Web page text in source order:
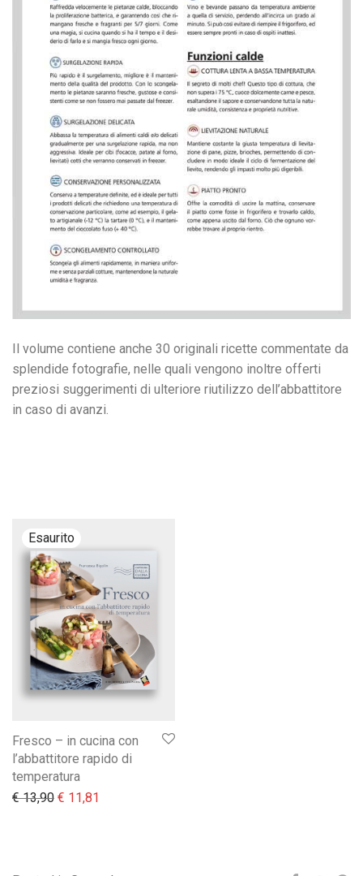
Il volume contiene anche 30 originali ricette commentate da
splendide fotografie, nelle quali vengono inoltre offerti
preziosi suggerimenti di ulteriore riutilizzo dell’abbattitore
in caso di avanzi.
Fresco – in cucina con
l’abbattitore rapido di
temperatura
€13,90 Il prezzo originale era: € 13,90.
€ 11,81